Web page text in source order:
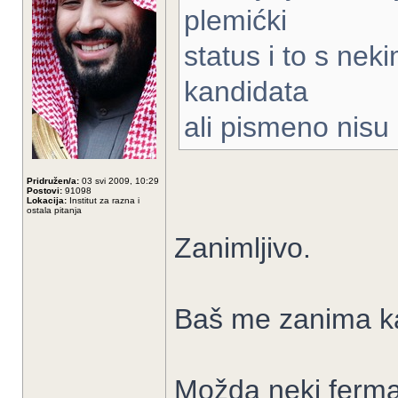
Pridružen/a: 03 svi 2009, 10:29
Postovi: 91098
Lokacija: Institut za razna i
ostala pitanja
plemićki
status i to s
kandidata
ali pismeno
Zanimljivo.
Baš me zanima
Možda neki